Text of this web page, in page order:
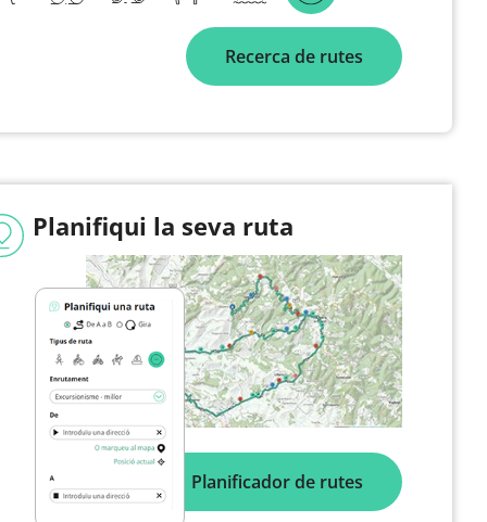
Recerca de rutes
Planifiqui la seva ruta
Planificador de rutes